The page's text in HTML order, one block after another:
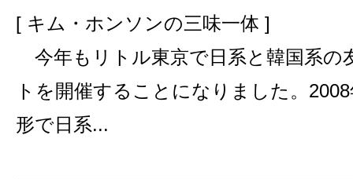
[ キム・ホンソンの三味一体 ]
今年もリトル東京で日系と韓国系の
トを開催することになりました。
形で日系...